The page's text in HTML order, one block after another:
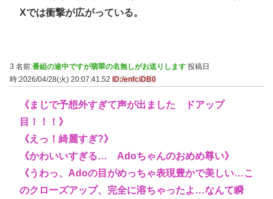
Xでは衝撃が広がっている。
3 名前:番組の途中ですが翡翠の名無しがお送りします 投稿日
時:2026/04/28(火) 20:07:41.52
ID:/enfciDB0
《まじで予想外すぎて声が出ました ドアップ
目！！！》
《えっ！綺麗すぎ?》
《かわいいすぎる… Adoちゃんのおめめ尊い》
《うわっ、Adoの目がめっちゃ表現豊かで美しい…こ
のクローズアップ、完全に溶ちゃったよ…なんて瞬